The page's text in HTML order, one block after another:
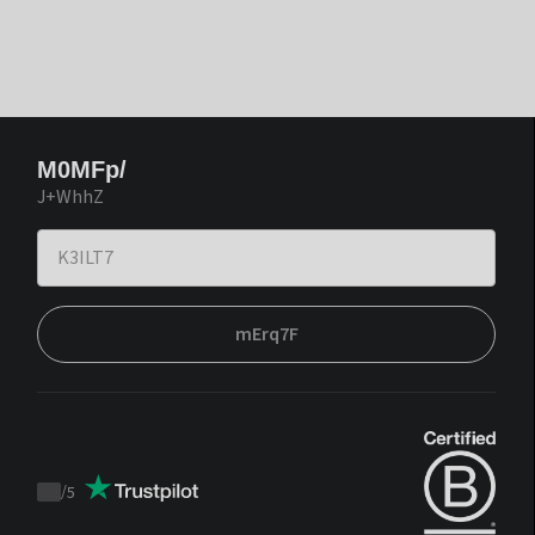
M0MFp/
J+WhhZ
mErq7F
Trustpilot
/5